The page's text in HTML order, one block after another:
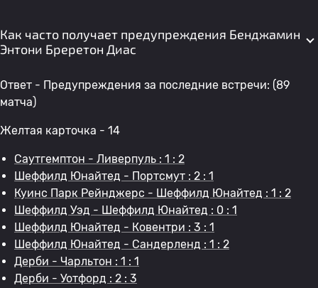
Как часто получает предупреждения Бенджамин
Энтони Бреретон Диас
Ответ - Предупреждения за последние встречи: (89
матча)
Желтая карточка - 14
Саутгемптон - Ливерпуль : 1 : 2
Шеффилд Юнайтед - Портсмут : 2 : 1
Куинс Парк Рейнджерс - Шеффилд Юнайтед : 1 : 2
Шеффилд Уэд - Шеффилд Юнайтед : 0 : 1
Шеффилд Юнайтед - Ковентри : 3 : 1
Шеффилд Юнайтед - Сандерленд : 1 : 2
Дерби - Чарльтон : 1 : 1
Дерби - Уотфорд : 2 : 3